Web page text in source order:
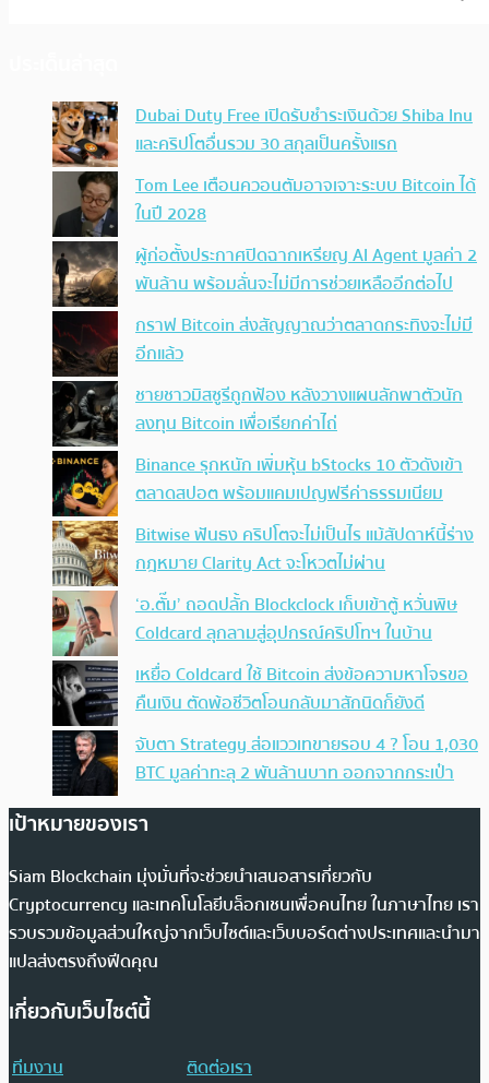
Dubai Duty Free เปิดรับชำระเงินด้วย Shiba Inu
และคริปโตอื่นรวม 30 สกุลเป็นครั้งแรก
Tom Lee เตือนควอนตัมอาจเจาะระบบ Bitcoin ได้
ในปี 2028
ผู้ก่อตั้งประกาศปิดฉากเหรียญ AI Agent มูลค่า 2
พันล้าน พร้อมลั่นจะไม่มีการช่วยเหลืออีกต่อไป
กราฟ Bitcoin ส่งสัญญาณว่าตลาดกระทิงจะไม่มี
อีกแล้ว
ชายชาวมิสซูรีถูกฟ้อง หลังวางแผนลักพาตัวนัก
ลงทุน Bitcoin เพื่อเรียกค่าไถ่
Binance รุกหนัก เพิ่มหุ้น bStocks 10 ตัวดังเข้า
ตลาดสปอต พร้อมแคมเปญฟรีค่าธรรมเนียม
Bitwise ฟันธง คริปโตจะไม่เป็นไร แม้สัปดาห์นี้ร่าง
กฎหมาย Clarity Act จะโหวตไม่ผ่าน
‘อ.ตั๊ม’ ถอดปลั้ก Blockclock เก็บเข้าตู้ หวั่นพิษ
Coldcard ลุกลามสู่อุปกรณ์คริปโทฯ ในบ้าน
เหยื่อ Coldcard ใช้ Bitcoin ส่งข้อความหาโจรขอ
คืนเงิน ตัดพ้อชีวิตโอนกลับมาสักนิดก็ยังดี
จับตา Strategy ส่อแววเทขายรอบ 4 ? โอน 1,030
BTC มูลค่าทะลุ 2 พันล้านบาท ออกจากกระเป๋า
เป้าหมายของเรา
Siam Blockchain มุ่งมั่นที่จะช่วยนำเสนอสารเกี่ยวกับ
Cryptocurrency และเทคโนโลยีบล็อกเชนเพื่อคนไทย ในภาษาไทย เรา
รวบรวมข้อมูลส่วนใหญ่จากเว็บไซต์และเว็บบอร์ดต่างประเทศและนำมา
แปลส่งตรงถึงฟีดคุณ
เกี่ยวกับเว็บไซต์นี้
ทีมงาน
ติดต่อเรา